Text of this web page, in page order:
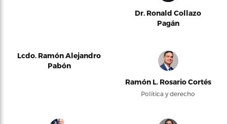
Dr. Ronald Collazo
Pagán
Lcdo. Ramón Alejandro
Pabón
Ramón L. Rosario Cortés
Política y derecho